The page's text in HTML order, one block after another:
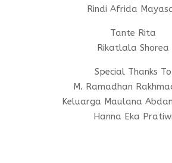
Rindi Afrida
Tante Rita
Rikatlala Shorea
Special Thanks To
M. Ramadhan
Keluarga Maulana
Hanna Eka Pratiwi